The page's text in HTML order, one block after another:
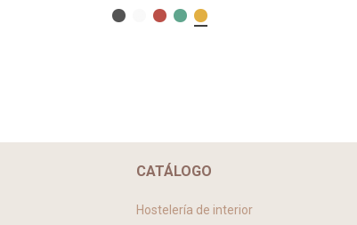
CATÁLOGO
Hostelería de interior